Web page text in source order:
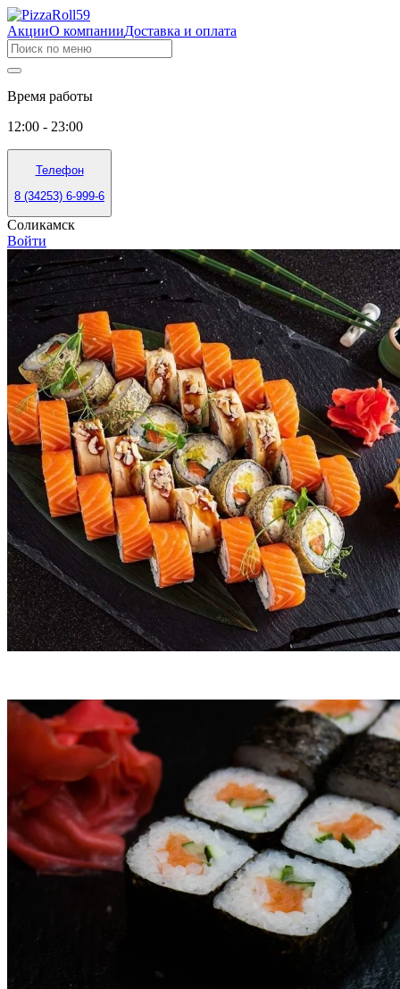
АкцииО компанииДоставка и оплата
Время работы
12:00 - 23:00
Телефон
8 (34253) 6-999-6
Соликамск
Войти